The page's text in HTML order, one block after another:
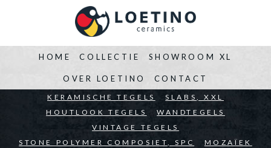
HOME
BEDRIJVEN ARCHITECTEN PARTICULIEREN
COLLECTIE
KERAMISCHE TEGELS
SLABS, XXL
HOUTLOOK TEGELS
WANDTEGELS
VINTAGE TEGELS
STONE POLYMER COMPOSIET, SPC
MOZAÏEK
SHOWROOM XL
OVER LOETINO CONTACT